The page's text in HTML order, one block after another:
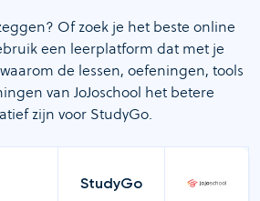
Of zoek je het beste online
een leerplatform dat met je
de lessen, oefeningen, tools
van JoJoschool het betere
zijn voor StudyGo.
StudyGo